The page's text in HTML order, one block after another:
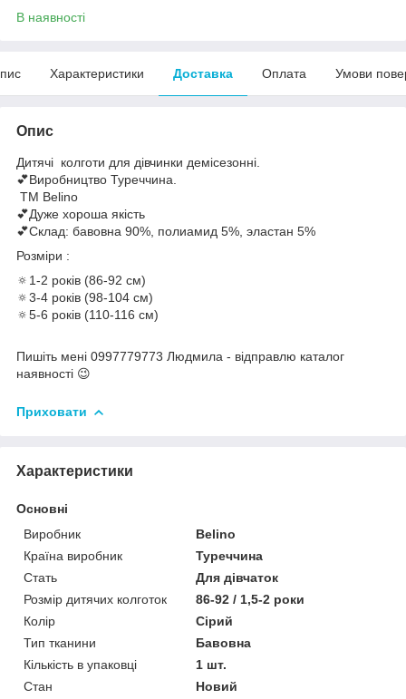
В наявності
Характеристики Доставка Оплата Умови
Опис
Дитячі колготи для дівчинки демісезонні.
💕Виробництво Туреччина.
ТМ Belino
💕Дуже хороша якість
💕Склад: бавовна 90%, полиамид 5%, эластан 5%
Розміри :
🔅1-2 років (86-92 см)
🔅3-4 років (98-104 см)
🔅5-6 років (110-116 см)
Пишіть мені 0997779773 Людмила - відправлю каталог
наявності 😉
Приховати
Характеристики
Основні
Виробник
Belino
Країна виробник
Туреччина
Стать
Для дівчаток
Розмір дитячих колготок
86-92 / 1,5-2 роки
Колір
Сірий
Тип тканини
Бавовна
Кількість в упаковці
1 шт.
Стан
Новий